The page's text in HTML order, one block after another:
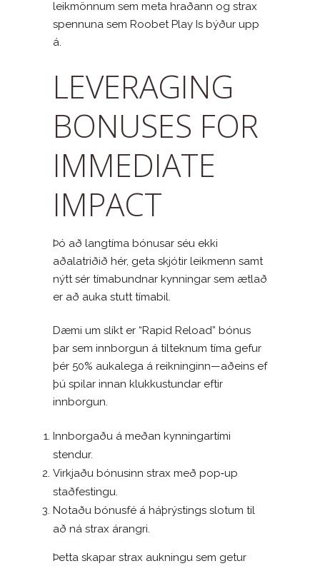
leikmönnum sem meta hraðann og strax
spennuna sem Roobet Play Is býður upp
á.
LEVERAGING
BONUSES FOR
IMMEDIATE
IMPACT
Þó að langtíma bónusar séu ekki
aðalatriðið hér, geta skjótir leikmenn samt
nýtt sér tímabundnar kynningar sem ætlað
er að auka stutt tímabil.
Dæmi um slíkt er “Rapid Reload” bónus
þar sem innborgun á tilteknum tíma gefur
þér 50% aukalega á reikninginn—aðeins ef
þú spilar innan klukkustundar eftir
innborgun.
Innborgaðu á meðan kynningartími
stendur.
Virkjaðu bónusinn strax með pop‑up
staðfestingu.
Notaðu bónusfé á háþrýstings slotum til
að ná strax árangri.
Þetta skapar strax aukningu sem getur